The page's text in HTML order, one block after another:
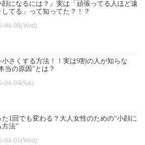
顔になるには？』実は「頑張ってる人ほど遠
してる」って知ってた？！？
04-08(Wed)
小さくする方法！！実は9割の人が知らな
当の原因”とは？
04-04(Sat)
た1回でも変わる？大人女性のための“小顔に
方法”
04-01(Wed)